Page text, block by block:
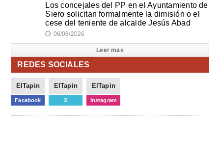
Los concejales del PP en el Ayuntamiento de
Siero solicitan formalmente la dimisión o el
cese del teniente de alcalde Jesús Abad
🕔 06/08/2026
Leer mas
REDES SOCIALES
ElTapin
Facebook
ElTapin
X
ElTapin
Instagram